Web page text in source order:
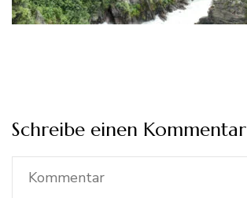
Schreibe einen Kommentar